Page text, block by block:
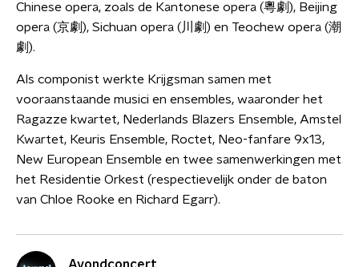
Chinese opera, zoals de Kantonese opera (粵劇), Beijing
opera (京劇), Sichuan opera (川劇) en Teochew opera (潮
劇).
Als componist werkte Krijgsman samen met
vooraanstaande musici en ensembles, waaronder het
Ragazze kwartet, Nederlands Blazers Ensemble, Amstel
Kwartet, Keuris Ensemble, Roctet, Neo-fanfare 9x13,
New European Ensemble en twee samenwerkingen met
het Residentie Orkest (respectievelijk onder de baton
van Chloe Rooke en Richard Egarr).
Avondconcert